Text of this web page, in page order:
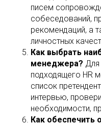
писем
собеседований,
рекомендаций, а
личностных
Как выбрать
менеджера?
подходящего HR
список
интервью,
необходимости,
Как обеспечить